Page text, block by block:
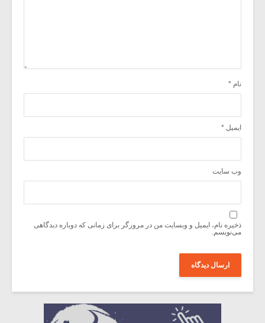
نام *
ایمیل *
وب‌ سایت
ذخیره نام، ایمیل و وبسایت من در مرورگر برای زمانی که دوباره دیدگاهی
می‌نویسم.